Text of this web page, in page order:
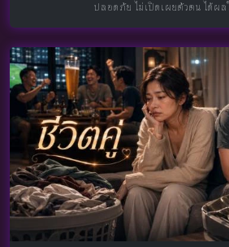
ปลอดภัย ไม่เปิดเผยตัวตน ได้ผล